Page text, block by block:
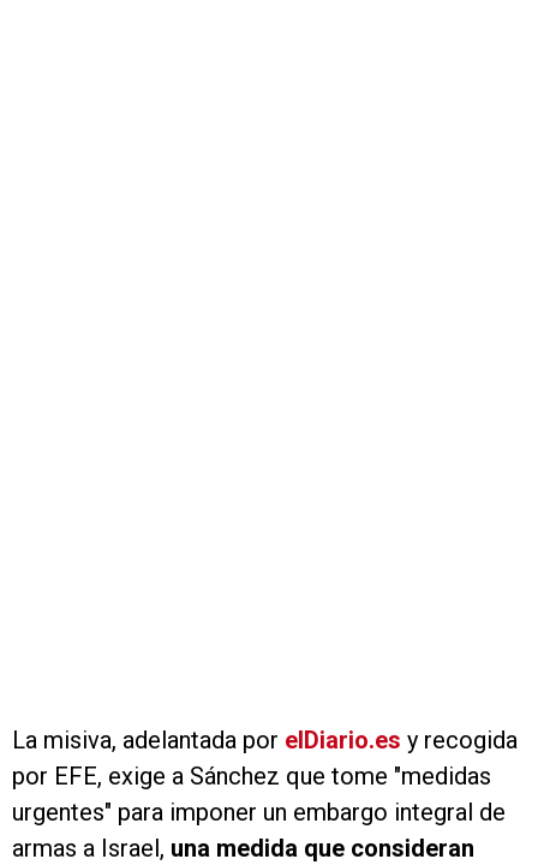
La misiva, adelantada por elDiario.es y recogida
por EFE, exige a Sánchez que tome "medidas
urgentes" para imponer un embargo integral de
armas a Israel, una medida que consideran